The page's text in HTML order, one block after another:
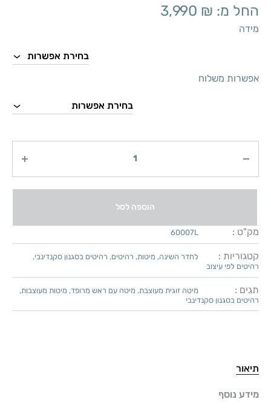
החל מ: 3,990 ₪
מידה
אפשרות משלוח
הוספה לסל
מק"ט : 60007L
קטגוריות : לחדר השינה, מיטות, רהיטים, רהיטים בסגנון סקנדינבי,
רהיטים לפי עיצוב
תגים : מיטה זוגית מעוצבת, מיטה עם ראש מרופד, מיטות מעוצבות,
רהיטים בסגנון סקנדינבי
תיאור
מידע נוסף